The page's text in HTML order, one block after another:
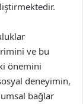
ve bu
önemini
deneyimin,
bağlar